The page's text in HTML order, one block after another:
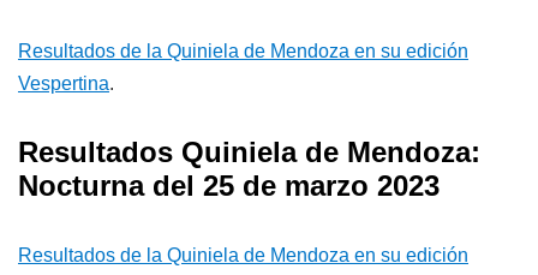
Resultados de la Quiniela de Mendoza en su edición
Vespertina.
Resultados Quiniela de Mendoza:
Nocturna del 25 de marzo 2023
Resultados de la Quiniela de Mendoza en su edición